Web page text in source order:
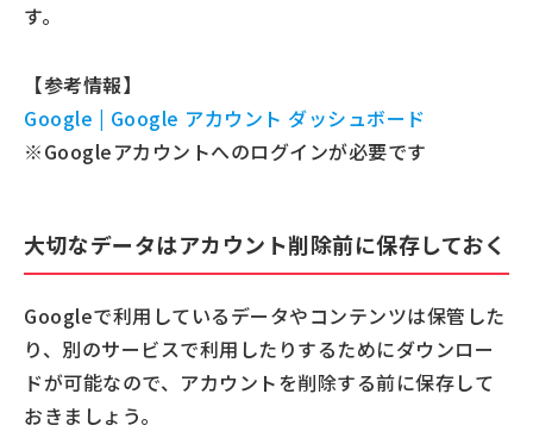
す。
【参考情報】
Google | Google アカウント ダッシュボード
※Googleアカウントへのログインが必要です
大切なデータはアカウント削除前に保存しておく
Googleで利用しているデータやコンテンツは保管した
り、別のサービスで利用したりするためにダウンロー
ドが可能なので、アカウントを削除する前に保存して
おきましょう。